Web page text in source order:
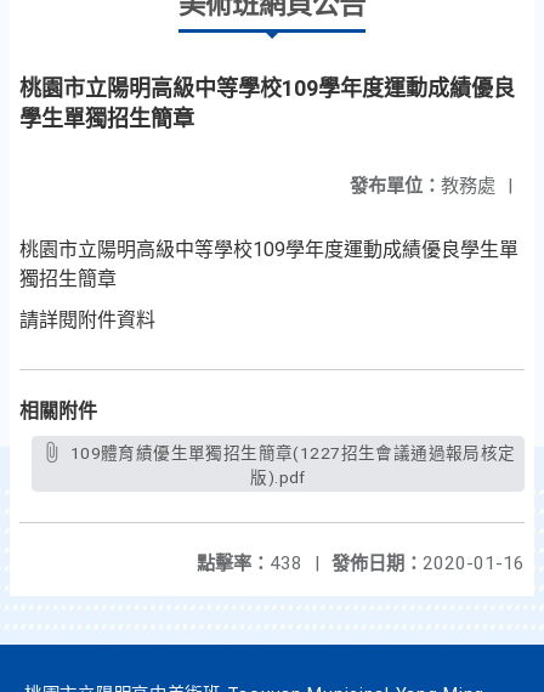
桃園市立陽明高級中等學校109學年度運動成績優良
學生單獨招生簡章
發布單位： 教務處 |
桃園市立陽明高級中等學校109學年度運動成績優良學生單
獨招生簡章
請詳閱附件資料
相關附件
版).pdf
發佈日期： 2020-01-16
點擊率： 438 |